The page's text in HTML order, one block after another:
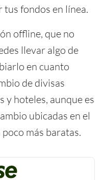
fondos en línea.
offline, que no
llevar algo de
en cuanto
de divisas
y hoteles, aunque es
ubicadas en el
más baratas.